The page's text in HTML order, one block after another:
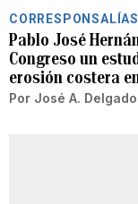
CORRESPONSALÍAS
Pablo José
Congreso un
erosión costera
Por José A. Delgado